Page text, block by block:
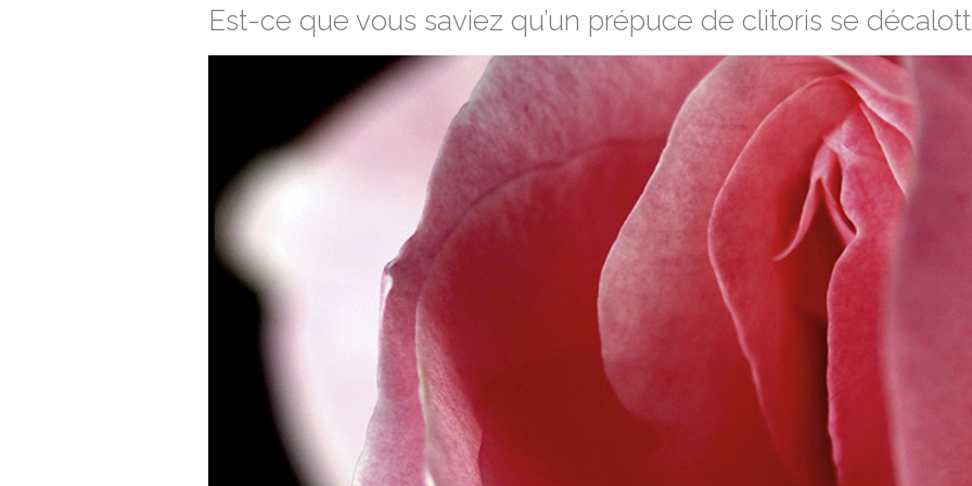
Est-ce que vous saviez qu’un prépuce de clitoris se